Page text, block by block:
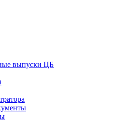
выпуски ЦБ